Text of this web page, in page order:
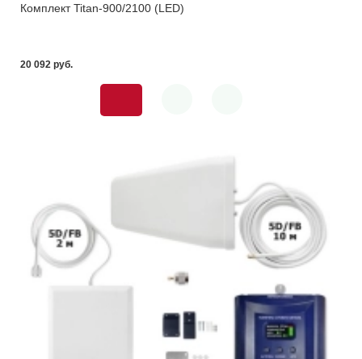
Комплект Titan-900/2100 (LED)
20 092 pуб.